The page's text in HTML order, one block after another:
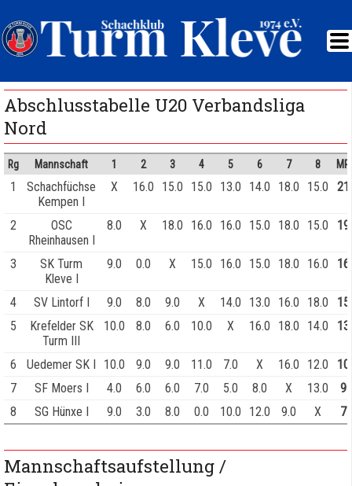
Abschlusstabelle U20 Verbandsliga
Nord
Rg Mannschaft 1 2 3 4 5 6 7 8 MP
1
Schachfüchse
Kempen I
X 16.0 15.0 15.0 13.0 14.0 18.0 15.0 21
2
OSC
Rheinhausen I
8.0 X 18.0 16.0 16.0 15.0 18.0 15.0 19
3
SK Turm
Kleve I
9.0 0.0 X 15.0 16.0 15.0 18.0 16.0 16
4 SV Lintorf I 9.0 8.0 9.0 X 14.0 13.0 16.0 18.0
15
5
Krefelder SK
Turm III
10.0 8.0 6.0 10.0 X 16.0 18.0 14.0 13
6 Uedemer SK I 10.0 9.0 9.0 11.0 7.0 X 16.0 12.0
10
7
SF Moers I 4.0 6.0 6.0 7.0 5.0 8.0 X 13.0
9
8
SG Hünxe I 9.0 3.0 8.0 0.0 10.0 12.0 9.0 X 7
Mannschaftsaufstellung /